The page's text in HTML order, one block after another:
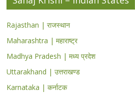
Rajasthan | राजस्थान
Maharashtra | महाराष्ट्र
Madhya Pradesh | मध्य प्रदेश
Uttarakhand | उत्तराखण्ड
Karnataka | कर्नाटक